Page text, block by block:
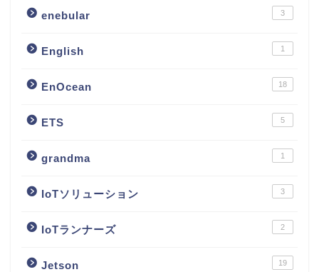
enebular 3
English 1
EnOcean 18
ETS 5
grandma 1
IoTソリューション 3
IoTランナーズ 2
Jetson 19